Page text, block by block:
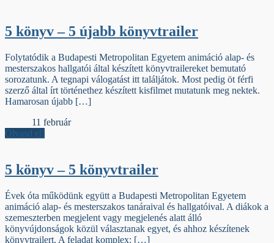
5 könyv – 5 újabb könyvtrailer
Folytatódik a Budapesti Metropolitan Egyetem animáció alap- és
mesterszakos hallgatói által készített könyvtrailereket bemutató
sorozatunk. A tegnapi válogatást itt találjátok. Most pedig öt férfi
szerző által írt történethez készített kisfilmet mutatunk meg nektek.
Hamarosan újabb […]
11 február
Olvasd el!
5 könyv – 5 könyvtrailer
Évek óta működünk együtt a Budapesti Metropolitan Egyetem
animáció alap- és mesterszakos tanáraival és hallgatóival. A diákok a
szemeszterben megjelent vagy megjelenés alatt álló
könyvújdonságok közül választanak egyet, és ahhoz készítenek
könyvtrailert. A feladat komplex: […]